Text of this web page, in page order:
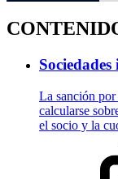
La sanción por
calcularse
el socio y la